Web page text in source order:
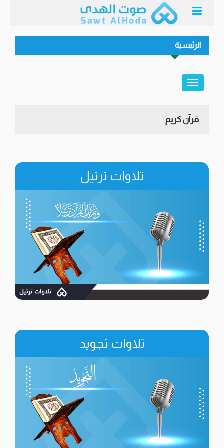
الرئيسية
قرآن كريم
تلاوات ترتيل
تلاوات تجويد